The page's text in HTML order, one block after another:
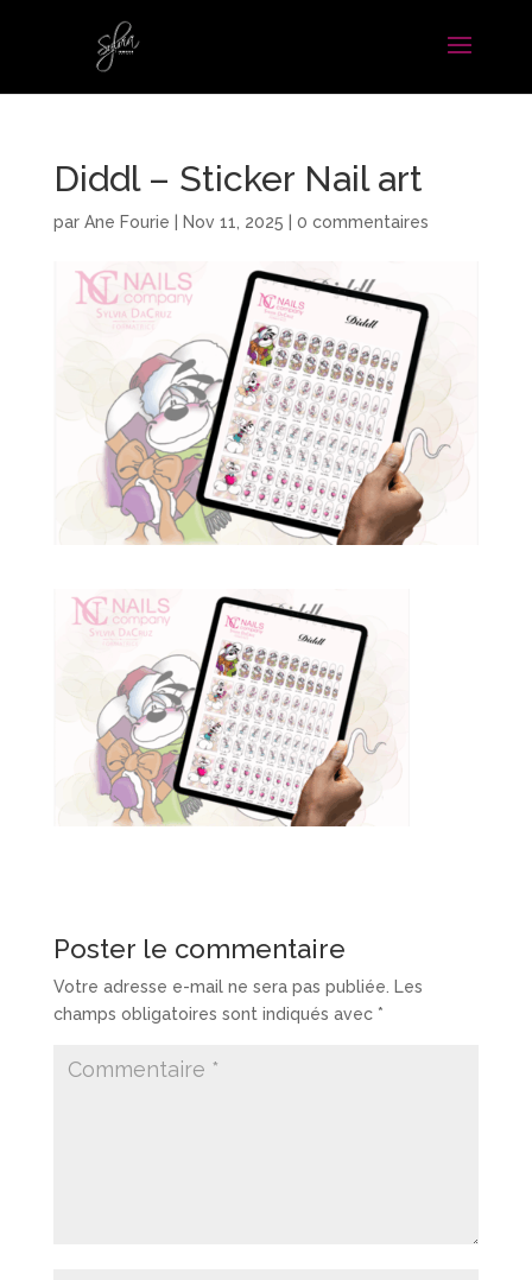
Diddl – Sticker Nail art
par Ane Fourie Nov 11, 2025 0 commentaires
Poster le commentaire
Votre adresse e-mail ne sera pas publiée.
Les
champs obligatoires sont indiqués avec *